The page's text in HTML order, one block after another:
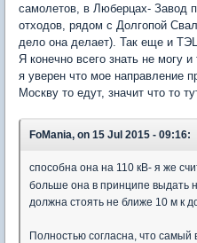
самолетов, в Люберцах- Завод
отходов, рядом с Долгопой
дело она делает). Так еще и
Я конечно всего знать не могу
я уверен что мое направление
Москву то едут, значит что то
FoMania, on 15 Jul 2015 - 09:16:
способна она на 110 кВ- я же
больше она в принципе выдать
должна стоять не ближе 10 м к
Полностью согласна, что самый